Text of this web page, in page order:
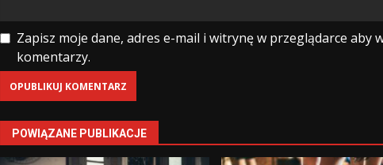
Zapisz moje dane, adres e-mail i witrynę w przeglądarce aby
komentarzy.
POWIĄZANE PUBLIKACJE